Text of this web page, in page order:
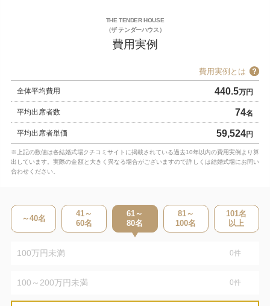
THE TENDER HOUSE
（ザ テンダーハウス）
費用実例
費用実例とは
全体平均費用 440.5万円
平均出席者数 74名
平均出席者単価 59,524円
※上記の数値は各結婚式場クチコミサイトに掲載されている過去10年以内の費用実例より算
出しています。実際の金額と大きく異なる場合がございますので詳しくは結婚式場にお問い
合わせください。
～40名
41～
60名
61～
80名
81～
100名
101名
以上
100万円未満 0件
100～200万円未満 0件